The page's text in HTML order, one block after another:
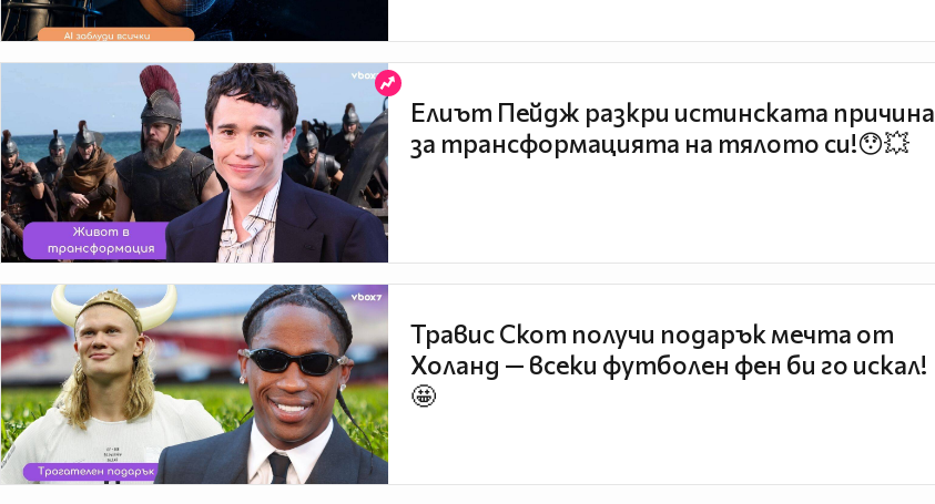
Елиът Пейдж разкри истинската причина
за трансформацията на тялото си!😯💥
Травис Скот получи подарък мечта от
Холанд — всеки футболен фен би го искал!
🤩